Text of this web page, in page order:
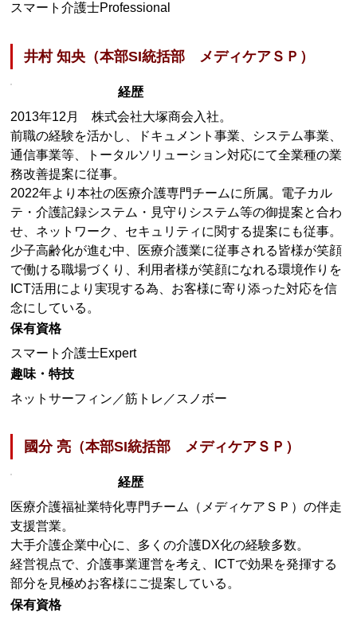
スマート介護士Professional
井村 知央（本部SI統括部 メディケアＳＰ）
経歴
2013年12月 株式会社大塚商会入社。
前職の経験を活かし、ドキュメント事業、システム事業、
通信事業等、トータルソリューション対応にて全業種の業
務改善提案に従事。
2022年より本社の医療介護専門チームに所属。電子カル
テ・介護記録システム・見守りシステム等の御提案と合わ
せ、ネットワーク、セキュリティに関する提案にも従事。
少子高齢化が進む中、医療介護業に従事される皆様が笑顔
で働ける職場づくり、利用者様が笑顔になれる環境作りを
ICT活用により実現する為、お客様に寄り添った対応を信
念にしている。
保有資格
スマート介護士Expert
趣味・特技
ネットサーフィン／筋トレ／スノボー
國分 亮（本部SI統括部 メディケアＳＰ）
経歴
医療介護福祉業特化専門チーム（メディケアＳＰ）の伴走
支援営業。
大手介護企業中心に、多くの介護DX化の経験多数。
経営視点で、介護事業運営を考え、ICTで効果を発揮する
部分を見極めお客様にご提案している。
保有資格